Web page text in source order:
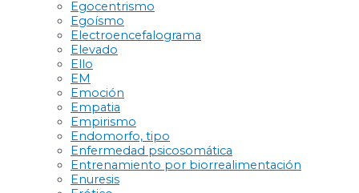
Egocentrismo
Egoísmo
Electroencefalograma
Elevado
Ello
EM
Emoción
Empatia
Empirismo
Endomorfo, tipo
Enfermedad psicosomática
Entrenamiento por biorrealimentación
Enuresis